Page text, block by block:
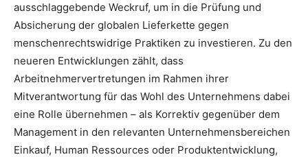
ausschlaggebende Weckruf, um in die Prüfung und
Absicherung der globalen Lieferkette gegen
menschenrechts­widrige Praktiken zu investieren. Zu den
neueren Entwicklungen zählt, dass
Arbeitnehmervertretungen im Rahmen ihrer
Mitverantwortung für das Wohl des Unternehmens dabei
eine Rolle übernehmen – als Korrektiv gegenüber dem
Management in den relevanten Unternehmensbereichen
Einkauf, Human Ressources oder Produktentwicklung,